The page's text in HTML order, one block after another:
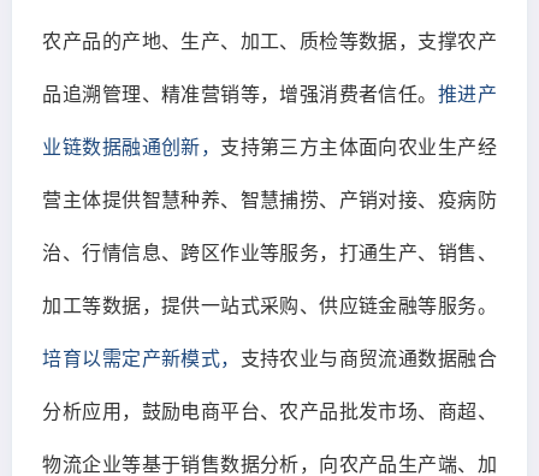
农产品的产地、生产、加工、质检等数据，支撑农产
品追溯管理、精准营销等，增强消费者信任。 推进产
业链数据融通创新， 支持第三方主体面向农业生产经
营主体提供智慧种养、智慧捕捞、产销对接、疫病防
治、行情信息、跨区作业等服务，打通生产、销售、
加工等数据，提供一站式采购、供应链金融等服务。
培育以需定产新模式， 支持农业与商贸流通数据融合
分析应用，鼓励电商平台、农产品批发市场、商超、
物流企业等基于销售数据分析，向农产品生产端、加